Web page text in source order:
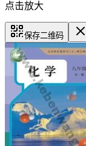
点击放大
保存二维码